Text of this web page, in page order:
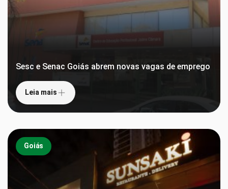
Sesc e Senac Goiás abrem novas vagas de emprego
Leia mais
Goiás